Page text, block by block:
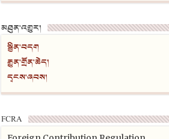
མཐུན་འགྱུར།
སྦྱིན་བདག
རྒྱུན་གྲོན་ཆེད།
དྭངས་ཞབས།
FCRA